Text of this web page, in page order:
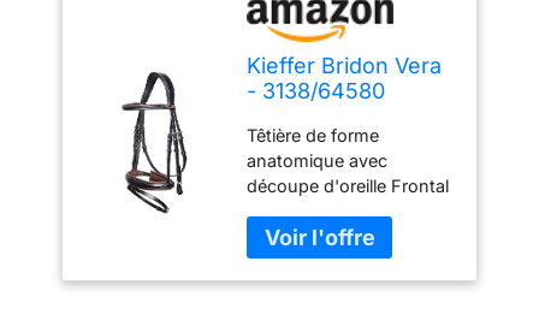
Kieffer Bridon Vera
- 3138/64580
Têtière de forme
anatomique avec
découpe d'oreille Frontal
droite, doublure brune
Avec des coutures
décoratives de couleur